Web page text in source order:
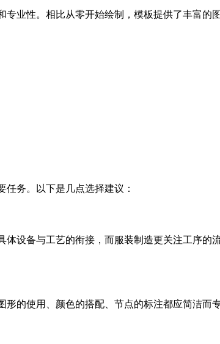
业性。相比从零开始绘制，模板提供了丰富的
务。以下是几点选择建议：
设备与工艺的衔接，而服装制造更关注工序的
的使用、颜色的搭配、节点的标注都应简洁而专